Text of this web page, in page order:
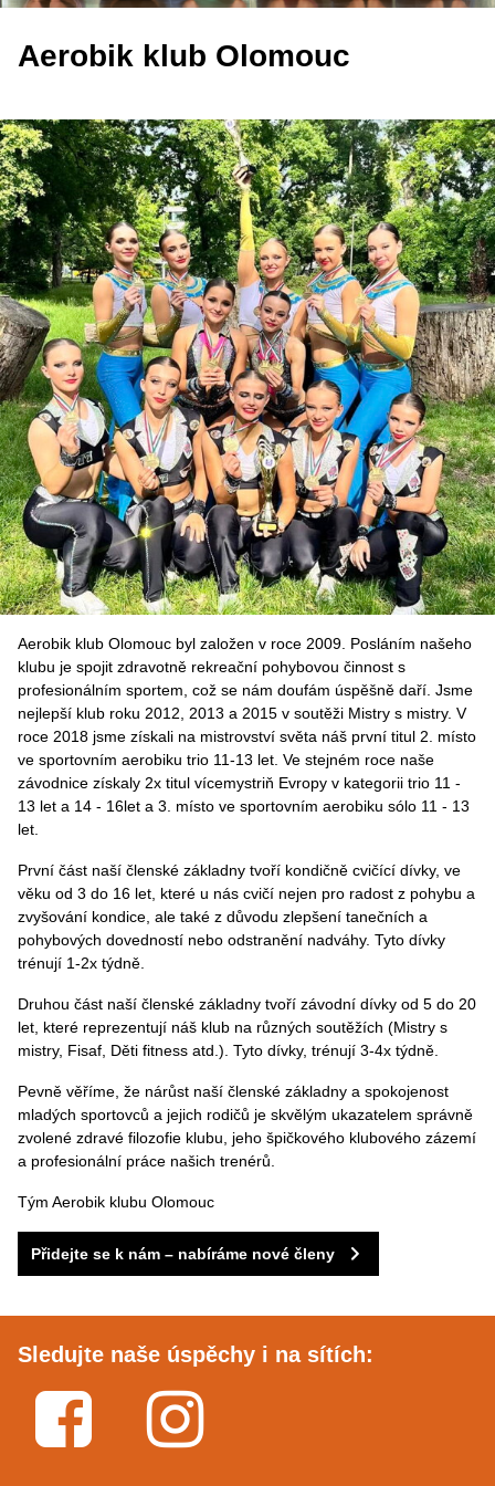
Aerobik klub Olomouc
Aerobik klub Olomouc byl založen v roce 2009. Posláním našeho
klubu je spojit zdravotně rekreační pohybovou činnost s
profesionálním sportem, což se nám doufám úspěšně daří. Jsme
nejlepší klub roku 2012, 2013 a 2015 v soutěži Mistry s mistry. V
roce 2018 jsme získali na mistrovství světa náš první titul 2. místo
ve sportovním aerobiku trio 11-13 let. Ve stejném roce naše
závodnice získaly 2x titul vícemystriň Evropy v kategorii trio 11 -
13 let a 14 - 16let a 3. místo ve sportovním aerobiku sólo 11 - 13
let.
První část naší členské základny tvoří kondičně cvičící dívky, ve
věku od 3 do 16 let, které u nás cvičí nejen pro radost z pohybu a
zvyšování kondice, ale také z důvodu zlepšení tanečních a
pohybových dovedností nebo odstranění nadváhy. Tyto dívky
trénují 1-2x týdně.
Druhou část naší členské základny tvoří závodní dívky od 5 do 20
let, které reprezentují náš klub na různých soutěžích (Mistry s
mistry, Fisaf, Děti fitness atd.). Tyto dívky, trénují 3-4x týdně.
Pevně věříme, že nárůst naší členské základny a spokojenost
mladých sportovců a jejich rodičů je skvělým ukazatelem správně
zvolené zdravé filozofie klubu, jeho špičkového klubového zázemí
a profesionální práce našich trenérů.
Tým Aerobik klubu Olomouc
Přidejte se k nám – nabíráme nové členy
Sledujte naše úspěchy i na sítích:
Facebook Instagram